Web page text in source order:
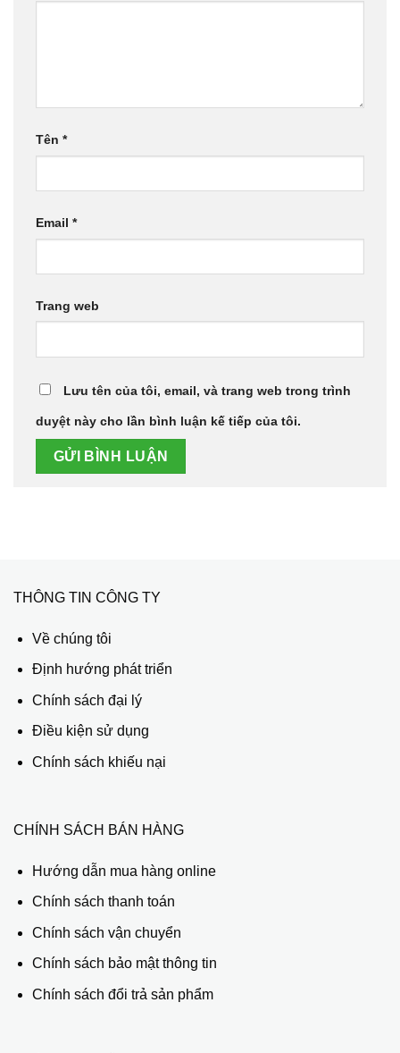
Tên *
Email *
Trang web
Lưu tên của tôi, email, và trang web trong trình
duyệt này cho lần bình luận kế tiếp của tôi.
THÔNG TIN CÔNG TY
Về chúng tôi
Định hướng phát triển
Chính sách đại lý
Điều kiện sử dụng
Chính sách khiếu nại
CHÍNH SÁCH BÁN HÀNG
Hướng dẫn mua hàng online
Chính sách thanh toán
Chính sách vận chuyển
Chính sách bảo mật thông tin
Chính sách đổi trả sản phẩm